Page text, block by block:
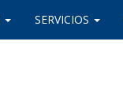
SERVICIOS